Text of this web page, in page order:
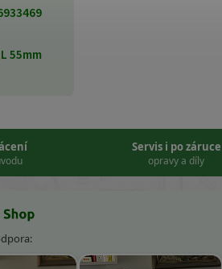
55mm
Servis i po záruce
opravy a díly